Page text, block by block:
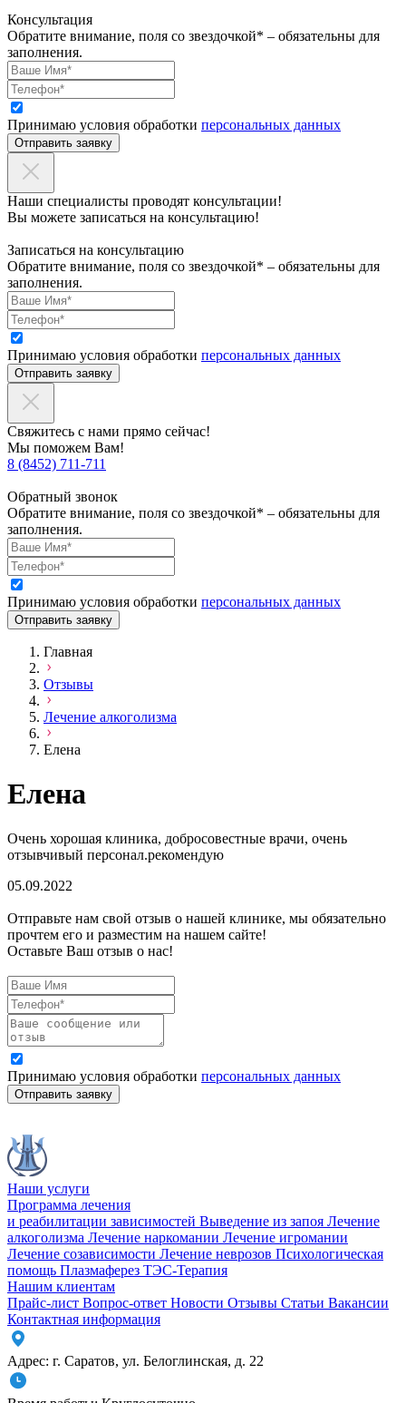
Консультация
Обратите внимание, поля со звездочкой* – обязательны для
заполнения.
Принимаю условия обработки персональных данных
Отправить заявку
Наши специалисты проводят консультации!
Вы можете записаться на консультацию!
Записаться на консультацию
Обратите внимание, поля со звездочкой* – обязательны для
заполнения.
Принимаю условия обработки персональных данных
Отправить заявку
Свяжитесь с нами прямо сейчас!
Мы поможем Вам!
8 (8452) 711-711
Обратный звонок
Обратите внимание, поля со звездочкой* – обязательны для
заполнения.
Принимаю условия обработки персональных данных
Отправить заявку
Главная
Отзывы
Лечение алкоголизма
Елена
Елена
Очень хорошая клиника, добросовестные врачи, очень
отзывчивый персонал.рекомендую
05.09.2022
Отправьте нам свой отзыв о нашей клинике, мы обязательно
прочтем его и разместим на нашем сайте!
Оставьте Ваш отзыв о нас!
Принимаю условия обработки персональных данных
Отправить заявку
Наши услуги
Программа лечения
и реабилитации зависимостей Выведение из запоя Лечение
алкоголизма Лечение наркомании Лечение игромании
Лечение созависимости Лечение неврозов Психологическая
помощь Плазмаферез ТЭС-Терапия
Нашим клиентам
Прайс-лист Вопрос-ответ Новости Отзывы Статьи Вакансии
Контактная информация
Адрес: г. Саратов, ул. Белоглинская, д. 22